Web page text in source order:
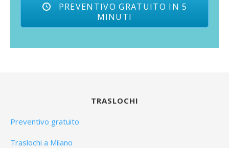
PREVENTIVO GRATUITO IN 5
MINUTI
TRASLOCHI
Preventivo gratuito
Traslochi a Milano